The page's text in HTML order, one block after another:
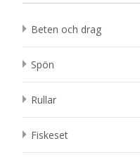
Beten och drag
Spön
Rullar
Fiskeset